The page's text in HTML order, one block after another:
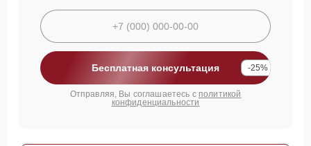
Бесплатная консультация -25%
Отправляя, Вы соглашаетесь с политикой
конфиденциальности